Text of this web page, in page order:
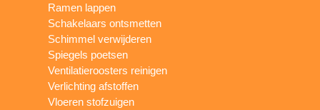
Ramen lappen
Schakelaars ontsmetten
Schimmel verwijderen
Spiegels poetsen
Ventilatieroosters reinigen
Verlichting afstoffen
Vloeren stofzuigen